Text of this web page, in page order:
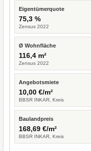
Eigentümerquote
75,3 %
Zensus 2022
Ø Wohnfläche
116,4 m²
Zensus 2022
Angebotsmiete
10,00 €/m²
BBSR INKAR, Kreis
Baulandpreis
168,69 €/m²
BBSR INKAR, Kreis